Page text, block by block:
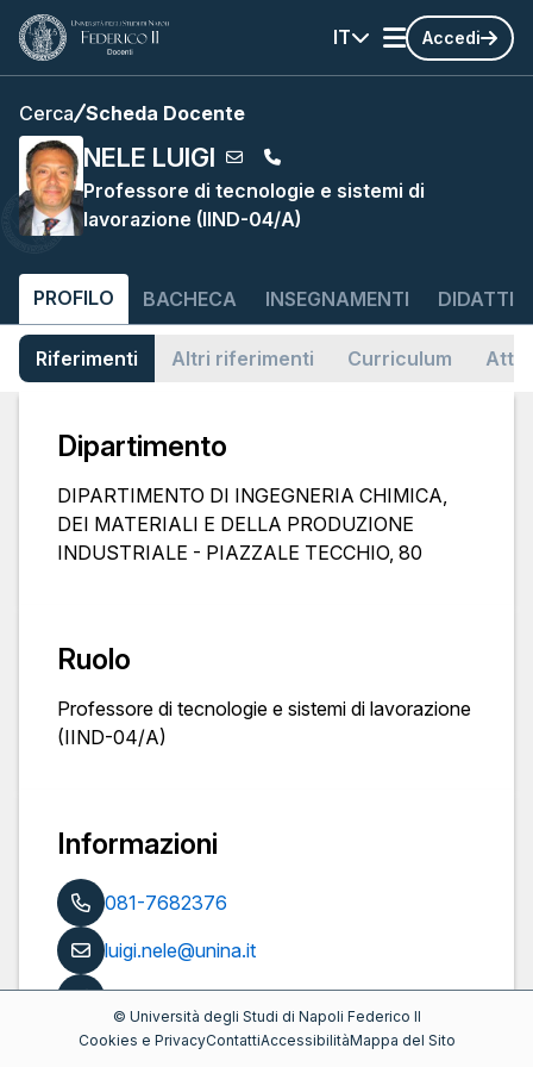
IT Accedi
Cerca Scheda Docente
NELE LUIGI
Professore di tecnologie e sistemi di
lavorazione (IIND-04/A)
PROFILO BACHECA INSEGNAMENTI
Riferimenti Altri riferimenti Curriculum
Dipartimento
DIPARTIMENTO DI INGEGNERIA CHIMICA,
DEI MATERIALI E DELLA PRODUZIONE
INDUSTRIALE - PIAZZALE TECCHIO, 80
Ruolo
Professore di tecnologie e sistemi di lavorazione
(IIND-04/A)
Informazioni
081-7682376
luigi.nele@unina.it
https://www.docenti.unina.it/luigi.nele
Pubblicazioni
© Università degli Studi di Napoli Federico II
Cookies e PrivacyContattiAccessibilitàMappa del Sito